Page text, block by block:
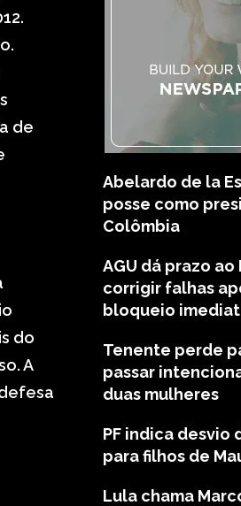
de
do
A
Abelardo de la
posse como
Colômbia
AGU dá prazo
corrigir falhas
bloqueio
Tenente perde
passar
duas mulheres
PF indica desvio
para filhos de
Lula chama